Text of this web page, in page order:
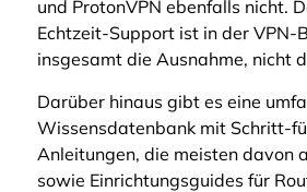
und ProtonVPN ebenfalls nicht.
Echtzeit-Support ist in der VPN-
insgesamt die Ausnahme, nicht
Darüber hinaus gibt es eine
Wissensdatenbank mit Schritt-
Anleitungen, die meisten davon
sowie Einrichtungsguides für